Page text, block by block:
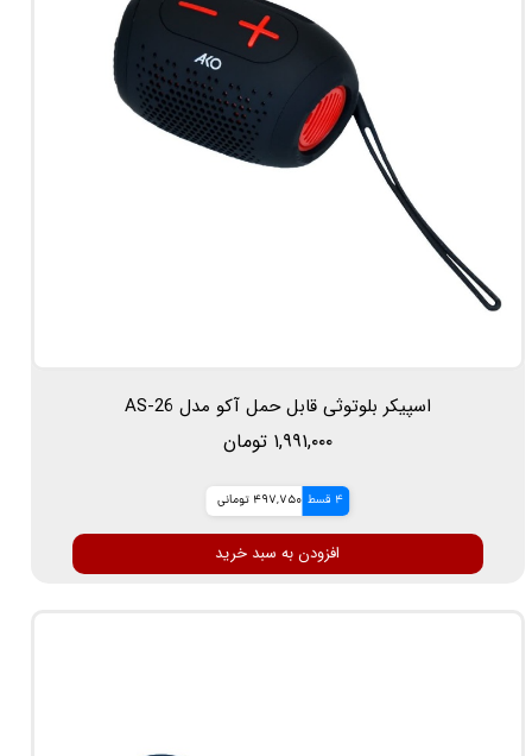
اسپیکر بلوتوثی قابل حمل آکو مدل AS-26
۱,۹۹۱,۰۰۰ تومان
4 قسط 497,750 تومانی
افزودن به سبد خرید